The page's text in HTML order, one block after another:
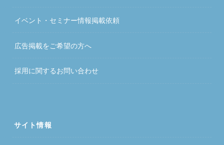
イベント・セミナー情報掲載依頼
広告掲載をご希望の方へ
採用に関するお問い合わせ
サイト情報